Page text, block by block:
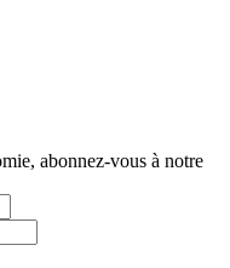
abonnez-vous à notre